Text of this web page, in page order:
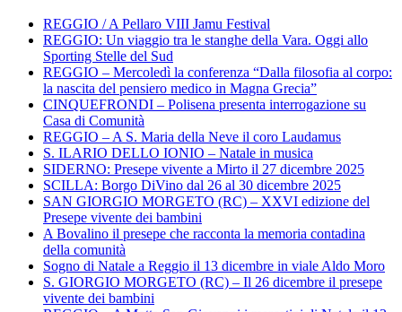
REGGIO / A Pellaro VIII Jamu Festival
REGGIO: Un viaggio tra le stanghe della Vara. Oggi allo
Sporting Stelle del Sud
REGGIO – Mercoledì la conferenza “Dalla filosofia al corpo:
la nascita del pensiero medico in Magna Grecia”
CINQUEFRONDI – Polisena presenta interrogazione su
Casa di Comunità
REGGIO – A S. Maria della Neve il coro Laudamus
S. ILARIO DELLO IONIO – Natale in musica
SIDERNO: Presepe vivente a Mirto il 27 dicembre 2025
SCILLA: Borgo DiVino dal 26 al 30 dicembre 2025
SAN GIORGIO MORGETO (RC) – XXVI edizione del
Presepe vivente dei bambini
A Bovalino il presepe che racconta la memoria contadina
della comunità
Sogno di Natale a Reggio il 13 dicembre in viale Aldo Moro
S. GIORGIO MORGETO (RC) – Il 26 dicembre il presepe
vivente dei bambini